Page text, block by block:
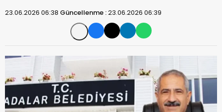
23.06.2026 06:38 Güncellenme :23.06.2026 06:39